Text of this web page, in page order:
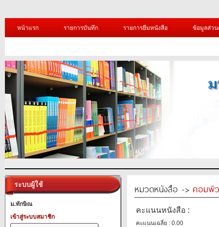
หน้าแรก รายการบันทึก รายการยืมหนังสือ ข้อมูลส่ว
ระบบผู้ใช้
ม.ทักษิณ
เข้าสู่ระบบสมาชิก
หมวดหนังสือ -> คอมพิ
คะแนนหนังสือ :
คะแนนเฉลี่ย : 0.00